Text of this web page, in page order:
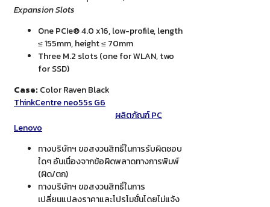
Expansion Slots
One PCIe® 4.0 x16, low-profile, length
≤ 155mm, height ≤ 70mm
Three M.2 slots (one for WLAN, two
for SSD)
Case: Color Raven Black
ThinkCentre neo55s G6
ผลิตภัณฑ์ PC
Lenovo
ทางบริษัทฯ ขอสงวนสิทธิ์ในการรับผิดชอบ
ใดๆ อันเนื่องจากข้อผิดพลาดทางการพิมพ์
(ผิด/ตก)
ทางบริษัทฯ ขอสงวนสิทธิ์ในการ
เปลี่ยนแปลงราคาและโปรโมชั่นโดยไม่แจ้ง